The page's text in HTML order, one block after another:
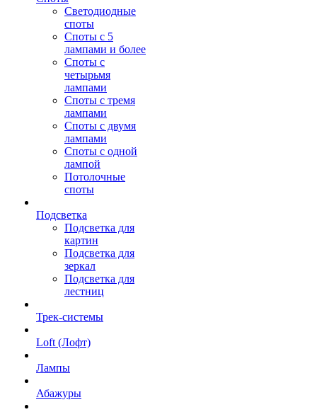
Светодиодные
споты
Споты с 5
лампами и более
Споты с
четырьмя
лампами
Споты с тремя
лампами
Споты с двумя
лампами
Споты с одной
лампой
Потолочные
споты
Подсветка
Подсветка для
картин
Подсветка для
зеркал
Подсветка для
лестниц
Трек-системы
Loft (Лофт)
Лампы
Абажуры